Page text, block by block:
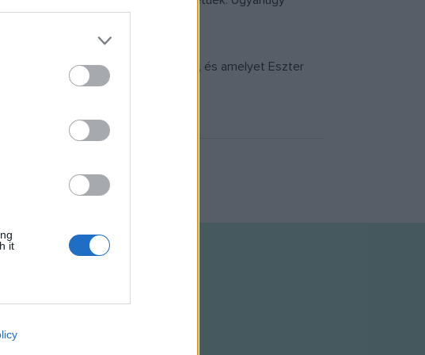
it
cookies on
a Modern Art Orchestra játszik, és amelyet Eszter